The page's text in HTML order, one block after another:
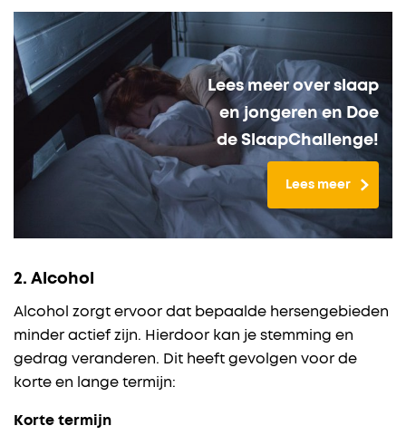
Lees meer over slaap
en jongeren en Doe
de SlaapChallenge!
Lees meer
2. Alcohol
Alcohol zorgt ervoor dat bepaalde hersengebieden
minder actief zijn. Hierdoor kan je stemming en
gedrag veranderen. Dit heeft gevolgen voor de
korte en lange termijn:
Korte termijn